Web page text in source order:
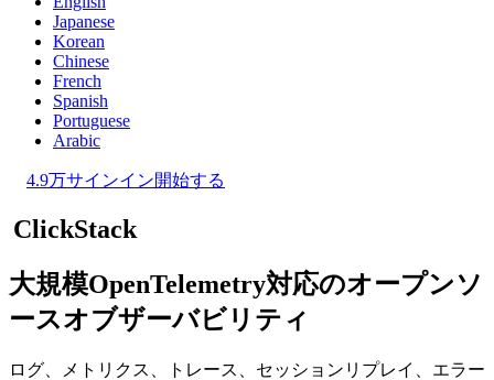
Japanese
Korean
Chinese
French
Spanish
Portuguese
Arabic
4.9万サインイン開始する
ClickStack
大規模OpenTelemetry対応のオープンソ
ースオブザーバビリティ
ログ、メトリクス、トレース、セッションリプレイ、エラー